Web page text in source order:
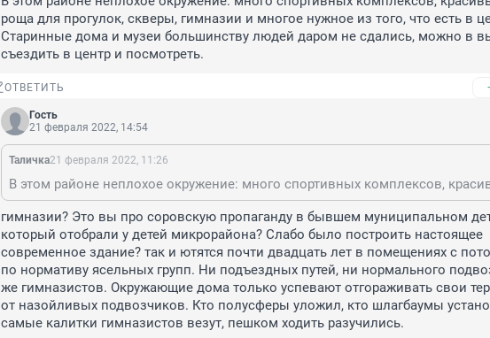
роща для прогулок, скверы, гимназии и многое нужное из того, что есть в
Старинные дома и музеи большинству людей даром не сдались, можно в
съездить в центр и посмотреть.
ОТВЕТИТЬ
Гость
21 февраля 2022, 14:54
Таличка21 февраля 2022, 11:26
гимназии? Это вы про соровскую пропаганду в бывшем муниципальном
который отобрали у детей микрорайона? Слабо было построить настоящее
современное здание? так и ютятся почти двадцать лет в помещениях с
по нормативу ясельных групп. Ни подъездных путей, ни нормального
же гимназистов. Окружающие дома только успевают отгораживать свои
от назойливых подвозчиков. Кто полусферы уложил, кто шлагбаумы
самые калитки гимназистов везут, пешком ходить разучились.